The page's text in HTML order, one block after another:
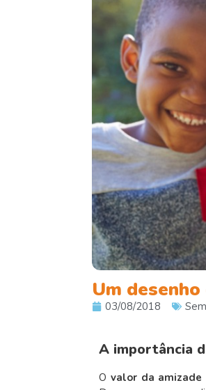
Um
03/08/2018
A importância
O valor da amizade